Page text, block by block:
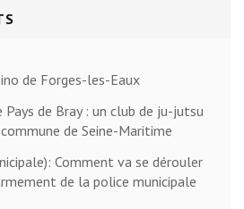
de Forges-les-Eaux
Pays de Bray : un club de ju-jutsu
de Seine-Maritime
Comment va se dérouler
de la police municipale